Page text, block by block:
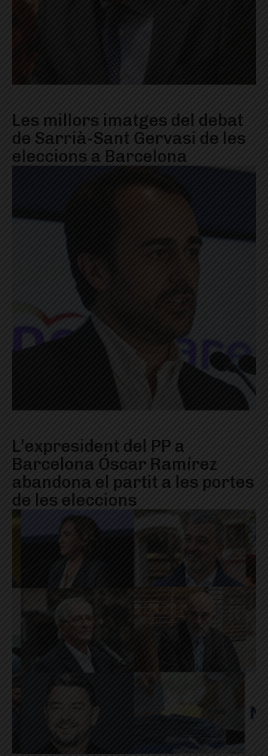
Les millors imatges del debat
de Sarrià-Sant Gervasi de les
eleccions a Barcelona
L’expresident del PP a
Barcelona Óscar Ramírez
abandona el partit a les portes
de les eleccions